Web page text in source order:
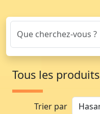
Tous les produits
Trier par